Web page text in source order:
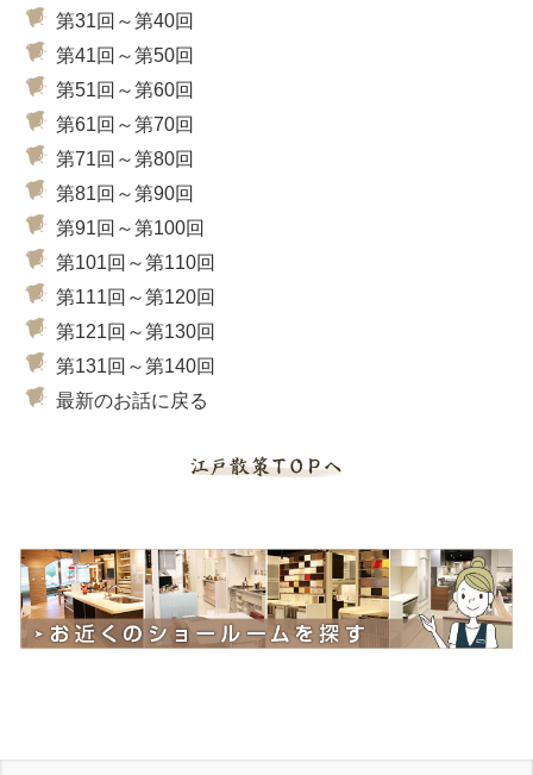
第31回～第40回
第41回～第50回
第51回～第60回
第61回～第70回
第71回～第80回
第81回～第90回
第91回～第100回
第101回～第110回
第111回～第120回
第121回～第130回
第131回～第140回
最新のお話に戻る